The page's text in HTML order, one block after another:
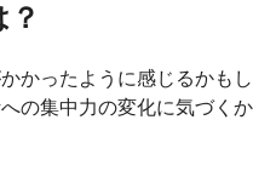
かったように感じるかもし
の集中力の変化に気づくか